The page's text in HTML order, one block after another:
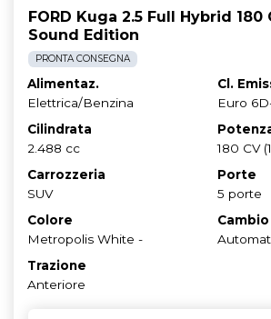
FORD Kuga 2.5 Full Hybrid 180
Sound Edition
PRONTA CONSEGNA
Alimentaz.
Elettrica/Benzina
Cl.
Euro
Cilindrata
2.488 cc
180 CV
Carrozzeria
SUV
Porte
5 porte
Colore
Metropolis White -
Cambio
Trazione
Anteriore